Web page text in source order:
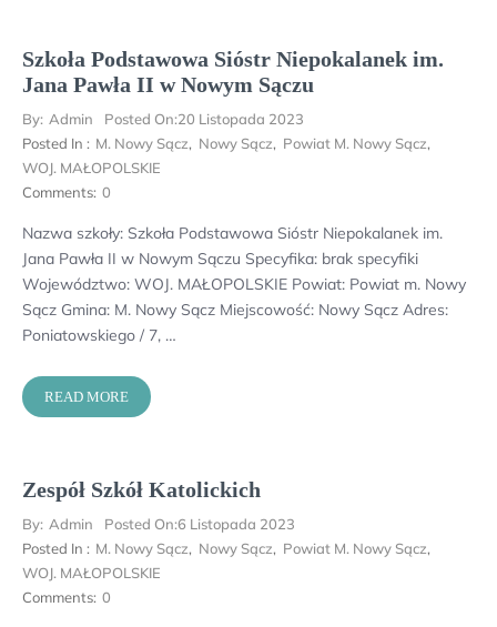
Szkoła Podstawowa Sióstr Niepokalanek im.
Jana Pawła II w Nowym Sączu
By: Admin Posted On:20 Listopada 2023
Posted In : M. Nowy Sącz, Nowy Sącz, Powiat M. Nowy Sącz,
WOJ. MAŁOPOLSKIE
Comments: 0
Nazwa szkoły: Szkoła Podstawowa Sióstr Niepokalanek im.
Jana Pawła II w Nowym Sączu Specyfika: brak specyfiki
Województwo: WOJ. MAŁOPOLSKIE Powiat: Powiat m. Nowy
Sącz Gmina: M. Nowy Sącz Miejscowość: Nowy Sącz Adres:
Poniatowskiego / 7, …
READ MORE
Zespół Szkół Katolickich
By: Admin Posted On:6 Listopada 2023
Posted In : M. Nowy Sącz, Nowy Sącz, Powiat M. Nowy Sącz,
WOJ. MAŁOPOLSKIE
Comments: 0